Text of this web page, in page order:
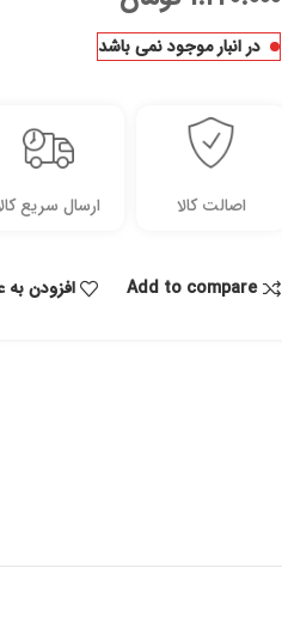
در انبار موجود نمی باشد
اصالت کالا ارسال سریع
Add to compare افزودن به